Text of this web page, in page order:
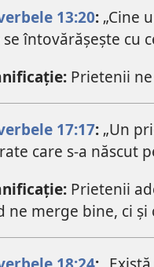
13:20: „Cine
se întovărășește cu
Prietenii
17:17: „Un
care s-a născut
Prietenii
ne merge bine, ci